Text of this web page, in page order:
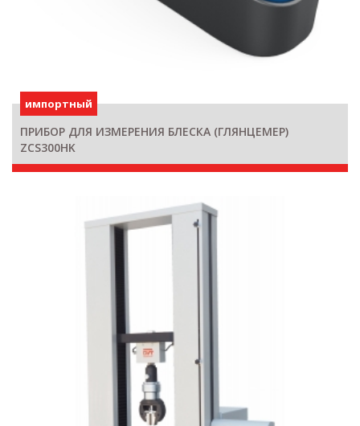
импортный
ПРИБОР ДЛЯ ИЗМЕРЕНИЯ БЛЕСКА (ГЛЯНЦЕМЕР)
ZCS300HK